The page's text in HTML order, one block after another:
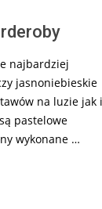
najbardziej
jasnoniebieskie
na luzie jak i
pastelowe
wykonane …